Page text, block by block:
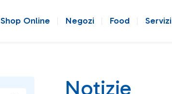
Shop Online Negozi Food Servizi
Notizie